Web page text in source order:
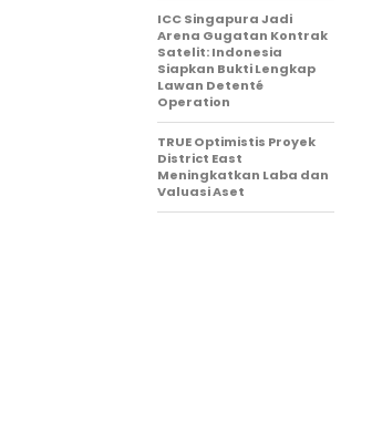
ICC Singapura Jadi
Arena Gugatan Kontrak
Satelit: Indonesia
Siapkan Bukti Lengkap
Lawan Detenté
Operation
TRUE Optimistis Proyek
District East
Meningkatkan Laba dan
Valuasi Aset